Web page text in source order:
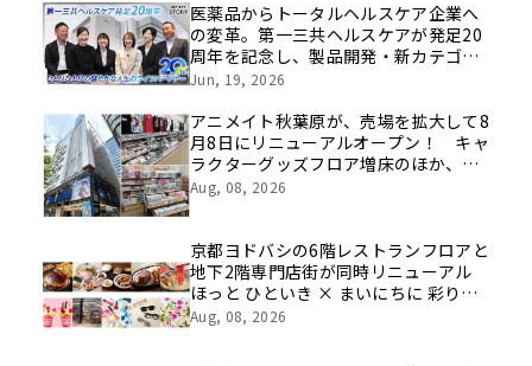
医薬品からトータルヘルスケア企業へ
の変革。第一三共ヘルスケアが発足20
周年を記念し、製品開発・新カテゴリ
挑戦の舞台や旧社統合時のエピソード
像を公開！
Jun, 19, 2026
アニメイト秋葉原が、売場を拡大して8
月8日にリニューアルオープン！ キャ
ラクターグッズフロア増床のほか、新
たにカプセルトイ特化フロアや期間限
Aug, 08, 2026
京都ヨドバシの6階レストランフロアと
地下2階専門店街が同時リニューアル
ほっと ひといき × まいにちに 彩りと
豊かさと
Aug, 08, 2026